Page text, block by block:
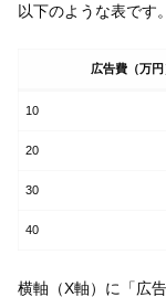
以下のような表です。
広告費（万円
10
20
30
40
横軸（X軸）に「広